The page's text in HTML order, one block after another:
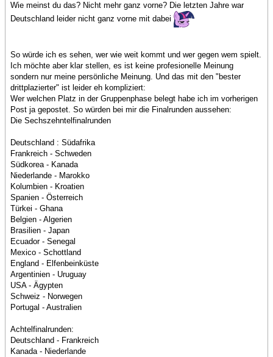
Wie meinst du das? Nicht mehr ganz vorne? Die letzten Jahre war
Deutschland leider nicht ganz vorne mit dabei
So würde ich es sehen, wer wie weit kommt und wer gegen wem spielt.
Ich möchte aber klar stellen, es ist keine profesionelle Meinung
sondern nur meine persönliche Meinung. Und das mit den "bester
drittplazierter" ist leider eh kompliziert:
Wer welchen Platz in der Gruppenphase belegt habe ich im vorherigen
Post ja gepostet. So würden bei mir die Finalrunden aussehen:
Die Sechszehntelfinalrunden
Deutschland : Südafrika
Frankreich - Schweden
Südkorea - Kanada
Niederlande - Marokko
Kolumbien - Kroatien
Spanien - Österreich
Türkei - Ghana
Belgien - Algerien
Brasilien - Japan
Ecuador - Senegal
Mexico - Schottland
England - Elfenbeinküste
Argentinien - Uruguay
USA - Ägypten
Schweiz - Norwegen
Portugal - Australien
Achtelfinalrunden:
Deutschland - Frankreich
Kanada - Niederlande